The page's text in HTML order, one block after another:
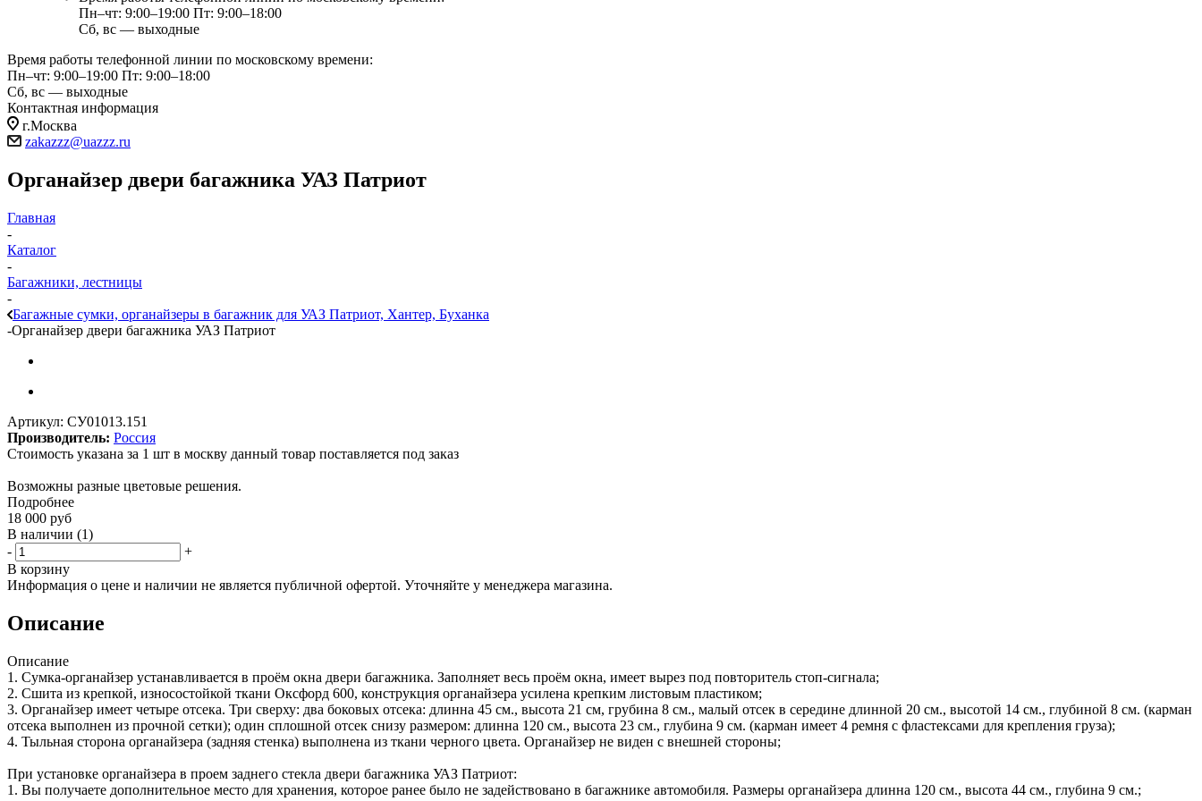
Пн–чт: 9:00–19:00 Пт: 9:00–18:00
Сб, вс — выходные
Время работы телефонной линии по московскому времени:
Пн–чт: 9:00–19:00 Пт: 9:00–18:00
Сб, вс — выходные
Контактная информация
г.Москва
zakazzz@uazzz.ru
Органайзер двери багажника УАЗ Патриот
Главная
-
Каталог
-
Багажники, лестницы
-
Багажные сумки, органайзеры в багажник для УАЗ Патриот, Хантер, Буханка
-Органайзер двери багажника УАЗ Патриот
Артикул: СУ01013.151
Производитель: Россия
Стоимость указана за 1 шт в москву данный товар поставляется под заказ
Возможны разные цветовые решения.
Подробнее
18 000 руб
В наличии (1)
-
+
В корзину
Информация о цене и наличии не является публичной офертой. Уточняйте у менеджера магазина.
Описание
Описание
1. Сумка-органайзер устанавливается в проём окна двери багажника. Заполняет весь проём окна, имеет вырез под повторитель стоп-сигнала;
2. Сшита из крепкой, износостойкой ткани Оксфорд 600, конструкция органайзера усилена крепким листовым пластиком;
3. Органайзер имеет четыре отсека. Три сверху: два боковых отсека: длинна 45 см., высота 21 см, грубина 8 см., малый отсек в середине длинной 20 см., высотой 14 см., глубиной 8 см. (карман
отсека выполнен из прочной сетки); один сплошной отсек снизу размером: длинна 120 см., высота 23 см., глубина 9 см. (карман имеет 4 ремня с фластексами для крепления груза);
4. Тыльная сторона органайзера (задняя стенка) выполнена из ткани черного цвета. Органайзер не виден с внешней стороны;
При установке органайзера в проем заднего стекла двери багажника УАЗ Патриот:
1. Вы получаете дополнительное место для хранения, которое ранее было не задействовано в багажнике автомобиля. Размеры органайзера длинна 120 см., высота 44 см., глубина 9 см.;